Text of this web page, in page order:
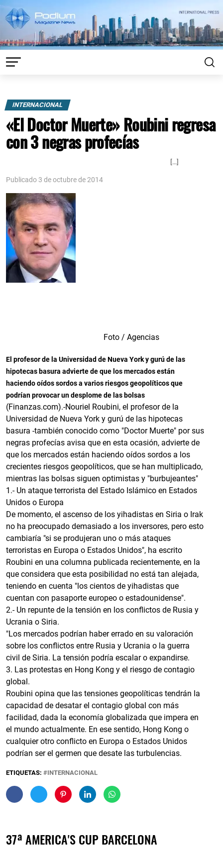
INTERNACIONAL
«El Doctor Muerte» Roubini regresa
con 3 negras profecías
[…]
Publicado 3 de octubre de 2014
Foto / Agencias
El profesor de la Universidad de Nueva York y gurú de las
hipotecas basura advierte de que los mercados están
haciendo oídos sordos a varios riesgos geopolíticos que
podrían provocar un desplome de las bolsas
(Finanzas.com).-Nouriel Roubini, el profesor de la
Universidad de Nueva York y gurú de las hipotecas
basura -también conocido como "Doctor Muerte" por sus
negras profecías avisa que en esta ocasión, advierte de
que los mercados están haciendo oídos sordos a los
crecientes riesgos geopolíticos, que se han multiplicado,
mientras las bolsas siguen optimistas y "burbujeantes"
1.- Un ataque terrorista del Estado Islámico en Estados
Unidos o Europa
De momento, el ascenso de los yihadistas en Siria o Irak
no ha preocupado demasiado a los inversores, pero esto
cambiaría "si se produjeran uno o más ataques
terroristas en Europa o Estados Unidos", ha escrito
Roubini en una columna publicada recientemente, en la
que considera que esta posibilidad no está tan alejada,
teniendo en cuenta "los cientos de yihadistas que
cuentan con pasaporte europeo o estadounidense".
2.- Un repunte de la tensión en los conflictos de Rusia y
Ucrania o Siria.
"Los mercados podrían haber errado en su valoración
sobre los conflictos entre Rusia y Ucrania o la guerra
civil de Siria. La tensión podría escalar o expandirse.
3. Las protestas en Hong Kong y el riesgo de contagio
global.
Roubini opina que las tensiones geopolíticas tendrán la
capacidad de desatar el contagio global con más
facilidad, dada la economía globalizada que impera en
el mundo actualmente. En ese sentido, Hong Kong o
cualquier otro conflicto en Europa o Estados Unidos
podrían ser el germen que desate las turbulencias.
ETIQUETAS: INTERNACIONAL
37ª AMERICA'S CUP BARCELONA